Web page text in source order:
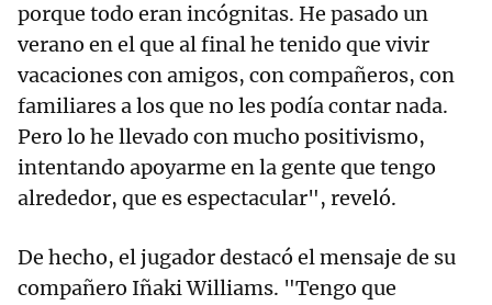
porque todo eran incógnitas. He pasado un
verano en el que al final he tenido que vivir
vacaciones con amigos, con compañeros, con
familiares a los que no les podía contar nada.
Pero lo he llevado con mucho positivismo,
intentando apoyarme en la gente que tengo
alrededor, que es espectacular", reveló.
De hecho, el jugador destacó el mensaje de su
compañero Iñaki Williams. "Tengo que